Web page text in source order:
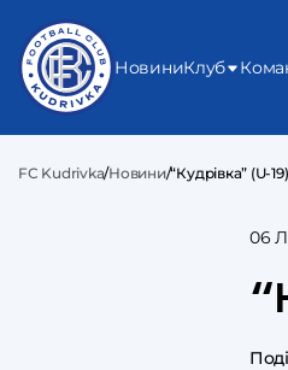
НовиниКлуб
FC Kudrivka/Новини/“Кудрівка” (U-
06